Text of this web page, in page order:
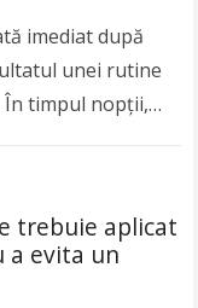
imediat după
unei rutine
În timpul nopții,
trebuie aplicat
a evita un